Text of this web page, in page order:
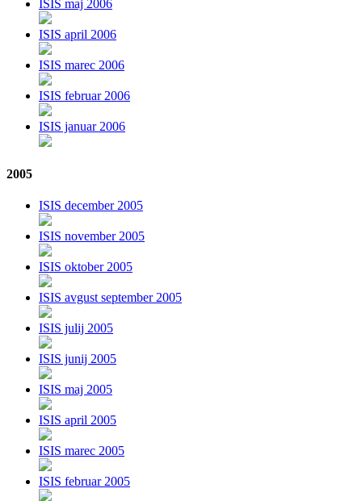
ISIS maj 2006
ISIS april 2006
ISIS marec 2006
ISIS februar 2006
ISIS januar 2006
2005
ISIS december 2005
ISIS november 2005
ISIS oktober 2005
ISIS avgust september 2005
ISIS julij 2005
ISIS junij 2005
ISIS maj 2005
ISIS april 2005
ISIS marec 2005
ISIS februar 2005